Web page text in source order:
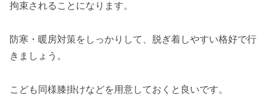
拘束されることになります。
防寒・暖房対策をしっかりして、脱ぎ着しやすい格好で行
きましょう。
こども同様膝掛けなどを用意しておくと良いです。